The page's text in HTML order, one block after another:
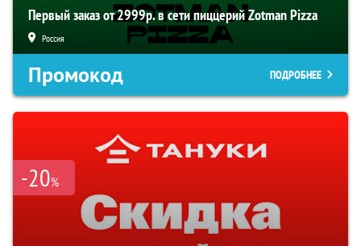
Первый заказ от 2999р. в сети пиццерий Zotman Pizza
Россия
Промокод ПОДРОБНЕЕ
-20%